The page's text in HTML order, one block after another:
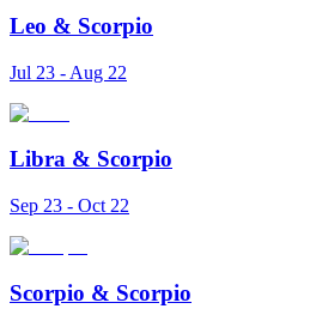
Leo & Scorpio
Jul 23 - Aug 22
Libra & Scorpio
Sep 23 - Oct 22
Scorpio & Scorpio